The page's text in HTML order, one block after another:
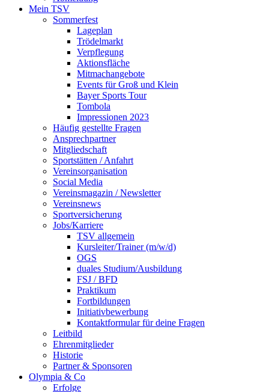
Mein TSV
Sommerfest
Lageplan
Trödelmarkt
Verpflegung
Aktionsfläche
Mitmachangebote
Events für Groß und Klein
Bayer Sports Tour
Tombola
Impressionen 2023
Häufig gestellte Fragen
Ansprechpartner
Mitgliedschaft
Sportstätten / Anfahrt
Vereinsorganisation
Social Media
Vereinsmagazin / Newsletter
Vereinsnews
Sportversicherung
Jobs/Karriere
TSV allgemein
Kursleiter/Trainer (m/w/d)
OGS
duales Studium/Ausbildung
FSJ / BFD
Praktikum
Fortbildungen
Initiativbewerbung
Kontaktformular für deine Fragen
Leitbild
Ehrenmitglieder
Historie
Partner & Sponsoren
Olympia & Co
Erfolge